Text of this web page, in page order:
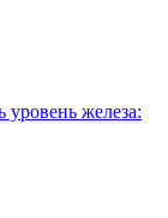
уровень железа: